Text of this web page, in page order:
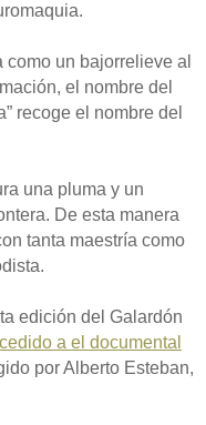
un bajorrelieve al
el nombre del
recoge el nombre del
una pluma y un
De esta manera
tanta maestría como
edición del Galardón
a el documental
por Alberto Esteban,